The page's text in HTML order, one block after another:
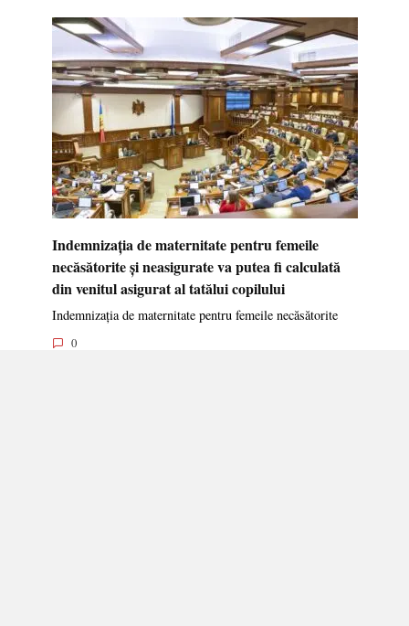
Indemnizația de maternitate pentru femeile
necăsătorite și neasigurate va putea fi calculată
din venitul asigurat al tatălui copilului
Indemnizația de maternitate pentru femeile necăsătorite
0